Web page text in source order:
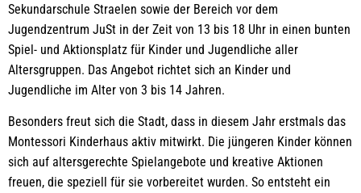
Sekundarschule Straelen sowie der Bereich vor dem
Jugendzentrum JuSt in der Zeit von 13 bis 18 Uhr in einen bunten
Spiel- und Aktionsplatz für Kinder und Jugendliche aller
Altersgruppen. Das Angebot richtet sich an Kinder und
Jugendliche im Alter von 3 bis 14 Jahren.
Besonders freut sich die Stadt, dass in diesem Jahr erstmals das
Montessori Kinderhaus aktiv mitwirkt. Die jüngeren Kinder können
sich auf altersgerechte Spielangebote und kreative Aktionen
freuen, die speziell für sie vorbereitet wurden. So entsteht ein